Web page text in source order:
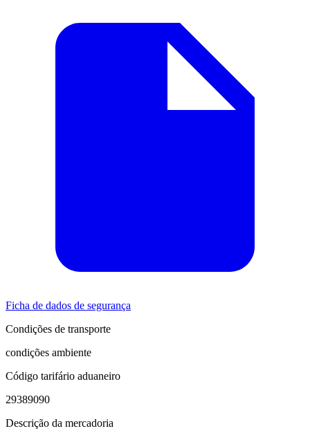
Ficha de dados de segurança
Condições de transporte
condições ambiente
Código tarifário aduaneiro
29389090
Descrição da mercadoria